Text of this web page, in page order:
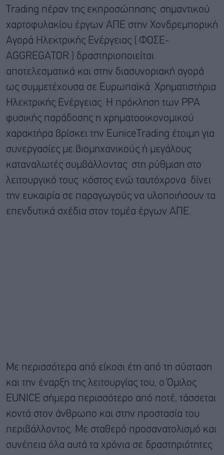
Trading πέραν της εκπροσώπησης σημαντικού
χαρτοφυλακίου έργων ΑΠΕ στην Χονδρεμπορική
Αγορά Ηλεκτρικής Ενέργειας ( ΦΟΣΕ-
AGGREGATOR ) δραστηριοποιείται
αποτελεσματικά και στην διασυνοριακή αγορά
ως συμμετέχουσα σε Ευρωπαϊκά Χρηματιστήρια
Ηλεκτρικής Ενέργειας Η πρόκληση των PPA
φυσικής παράδοσης η χρηματοοικονομικού
χαρακτήρα βρίσκει την EuniceTrading έτοιμη για
συνεργασίες με βιομηχανικούς ή μεγάλους
καταναλωτές συμβάλλοντας στη ρύθμιση στο
λειτουργικό τους κόστος ενώ ταυτόχρονα δίνει
την ευκαιρία σε παραγωγούς να υλοποιήσουν τα
επενδυτικά σχέδια στον τομέα έργων ΑΠΕ.
Με περισσότερα από είκοσι έτη από τη σύσταση
και την έναρξη της λειτουργίας του, ο Όμιλος
EUNICE σήμερα περισσότερο από ποτέ, τάσσεται
κοντά στον άνθρωπο και στην προστασία του
περιβάλλοντος. Με σταθερό προσανατολισμό και
συνέπεια όλα αυτά τα χρόνια σε δραστηριότητες